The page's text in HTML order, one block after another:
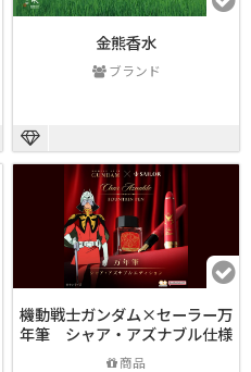
金熊香水
ブランド
機動戦士ガンダム×セーラー万
年筆 シャア・アズナブル仕様
商品